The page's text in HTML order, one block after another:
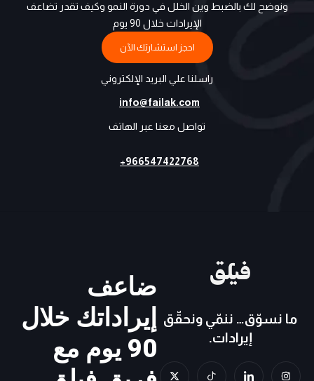
ونوضح لك بالضبط وين الخلل في دورة النمو وكيف تقدر تضاعف
الإيرادات خلال 90 يوم
احجز استشارتك الآن
راسلنا علي البريد الإلكتروني
info@failak.com
تواصل معنا عبر الهاتف
966547422768+
ما نسوّق… ننمّي ونحقّق
إيرادات.
n
c
c
-
ضاعف
إيراداتك خلال
90 يوم مع